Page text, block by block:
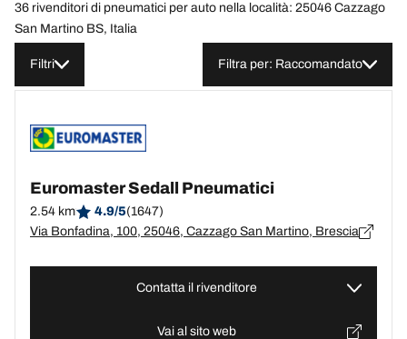
36 rivenditori di pneumatici per auto nella località: 25046 Cazzago
San Martino BS, Italia
Filtri Filtra per: Raccomandato
Euromaster Sedall Pneumatici
2.54 km 4.9/5(1647)
Via Bonfadina, 100, 25046, Cazzago San Martino, Brescia
Contatta il rivenditore
Vai al sito web